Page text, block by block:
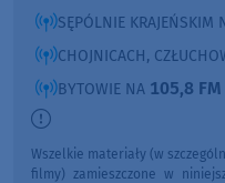
SĘPÓLNIE KRAJEŃSKIM
CHOJNICACH,
BYTOWIE NA 105,8 FM
Wszelkie materiały (w
filmy) zamieszczone w